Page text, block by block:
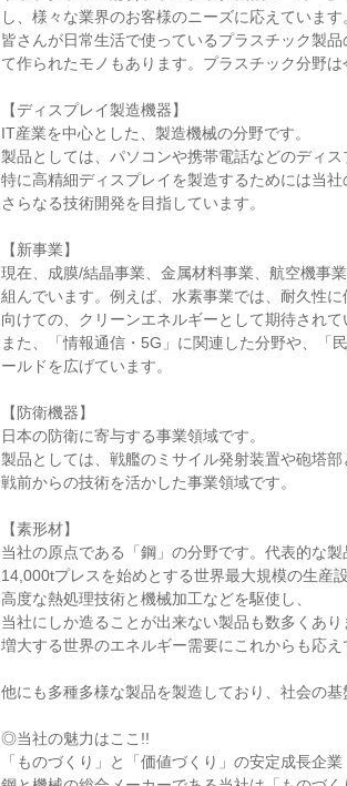
し、様々な業界のお客様のニーズに応えています
皆さんが日常生活で使っているプラスチック製
て作られたモノもあります。プラスチック分野は
【ディスプレイ製造機器】
IT産業を中心とした、製造機械の分野です。
製品としては、パソコンや携帯電話などのディス
特に高精細ディスプレイを製造するためには当社
さらなる技術開発を目指しています。
【新事業】
現在、成膜/結晶事業、金属材料事業、航空機事
組んでいます。例えば、水素事業では、耐久性
向けての、クリーンエネルギーとして期待されて
また、「情報通信・5G」に関連した分野や、「
ールドを広げています。
【防衛機器】
日本の防衛に寄与する事業領域です。
製品としては、戦艦のミサイル発射装置や砲塔部
戦前からの技術を活かした事業領域です。
【素形材】
当社の原点である「鋼」の分野です。代表的な
14,000tプレスを始めとする世界最大規模の生産
高度な熱処理技術と機械加工などを駆使し、
当社にしか造ることが出来ない製品も数多くあり
増大する世界のエネルギー需要にこれからも応え
他にも多種多様な製品を製造しており、社会の基
◎当社の魅力はここ!!
「ものづくり」と「価値づくり」の安定成長企業